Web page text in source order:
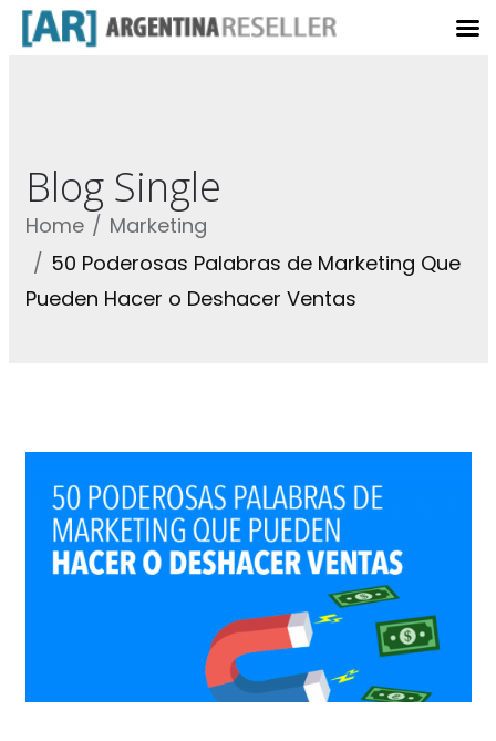
Blog Single
Home
Marketing
50 Poderosas Palabras de Marketing Que
Pueden Hacer o Deshacer Ventas